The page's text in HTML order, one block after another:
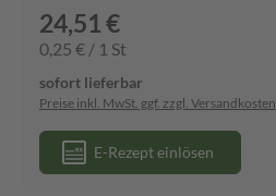
24,51 €
0,25 € / 1 St
sofort lieferbar
Preise inkl. MwSt. ggf. zzgl. Versandkosten
E-Rezept einlösen